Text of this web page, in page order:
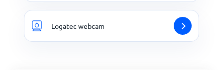
Logatec webcam